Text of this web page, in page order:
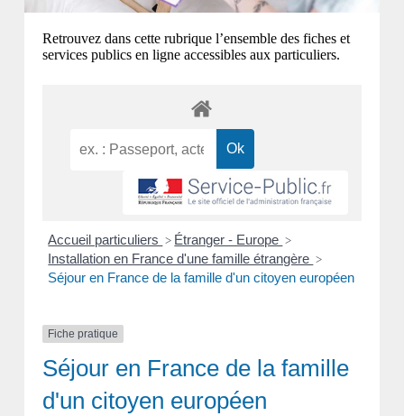
Retrouvez dans cette rubrique l’ensemble des fiches et
services publics en ligne accessibles aux particuliers.
Accueil particuliers > Étranger - Europe >
Installation en France d'une famille étrangère >
Séjour en France de la famille d'un citoyen européen
Fiche pratique
Séjour en France de la famille
d'un citoyen européen